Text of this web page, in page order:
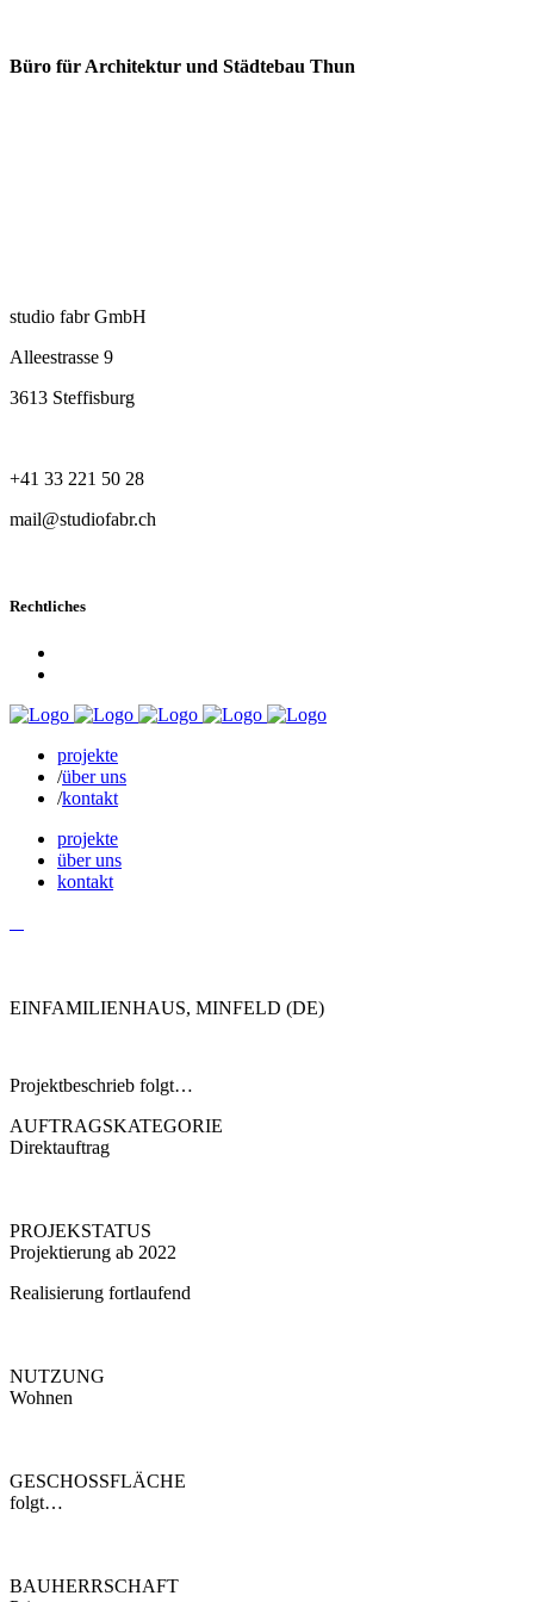
Büro für Architektur und Städtebau Thun
studio fabr GmbH
Alleestrasse 9
3613 Steffisburg
+41 33 221 50 28
mail@studiofabr.ch
Rechtliches
projekte
über uns
kontakt
projekte
über uns
kontakt
EINFAMILIENHAUS, MINFELD (DE)
Projektbeschrieb folgt…
AUFTRAGSKATEGORIE
Direktauftrag
PROJEKSTATUS
Projektierung ab 2022
Realisierung fortlaufend
NUTZUNG
Wohnen
GESCHOSSFLÄCHE
folgt…
BAUHERRSCHAFT